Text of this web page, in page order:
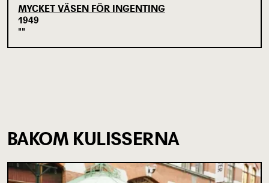
MYCKET VÄSEN FÖR INGENTING
1949
BAKOM KULISSERNA